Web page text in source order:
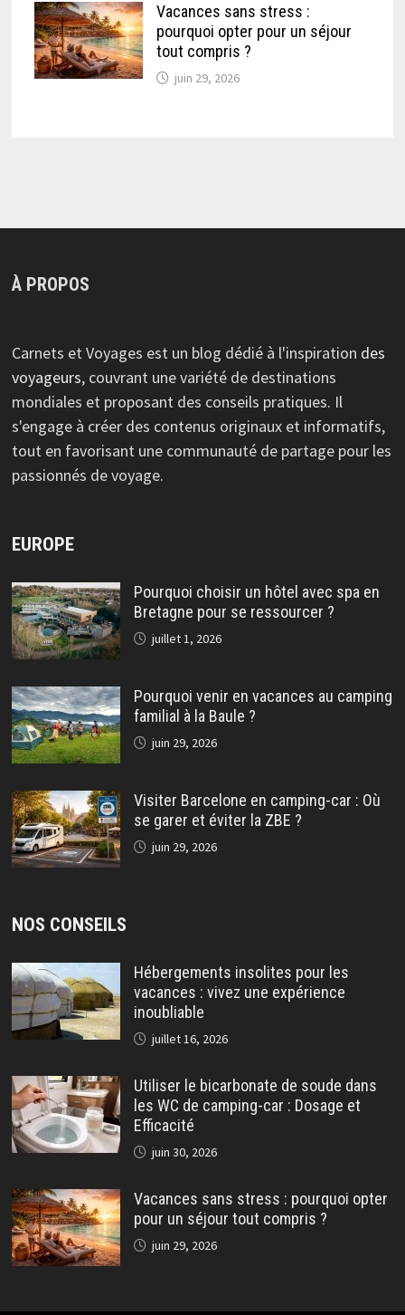
Vacances sans stress :
pourquoi opter pour un séjour
tout compris ?
juin 29, 2026
À PROPOS
Carnets et Voyages est un blog dédié à l'inspiration des
voyageurs, couvrant une variété de destinations
mondiales et proposant des conseils pratiques. Il
s'engage à créer des contenus originaux et informatifs,
tout en favorisant une communauté de partage pour les
passionnés de voyage.
EUROPE
Pourquoi choisir un hôtel avec spa en
Bretagne pour se ressourcer ?
juillet 1, 2026
Pourquoi venir en vacances au camping
familial à la Baule ?
juin 29, 2026
Visiter Barcelone en camping-car : Où
se garer et éviter la ZBE ?
juin 29, 2026
NOS CONSEILS
Hébergements insolites pour les
vacances : vivez une expérience
inoubliable
juillet 16, 2026
Utiliser le bicarbonate de soude dans
les WC de camping-car : Dosage et
Efficacité
juin 30, 2026
Vacances sans stress : pourquoi opter
pour un séjour tout compris ?
juin 29, 2026